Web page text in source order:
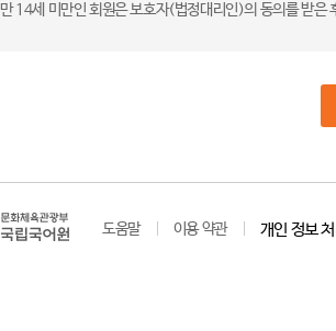
만 14세 미만인 회원은 보호자(법정대리인)의 동의를 받은
도움말 이용 약관 개인 정보